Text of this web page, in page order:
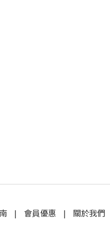
| 會員優惠 | 關於我們